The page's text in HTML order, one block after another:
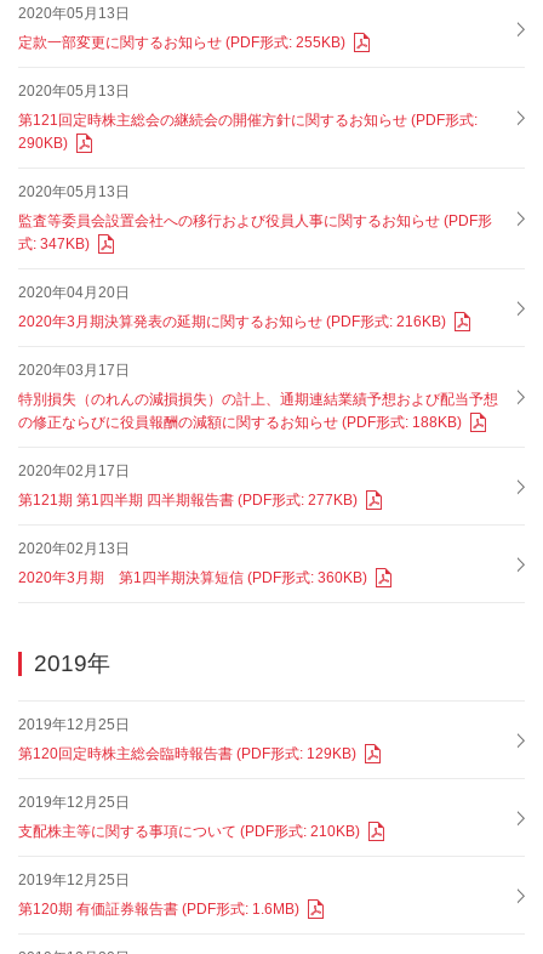
2020年05月13日
定款一部変更に関するお知らせ (PDF形式: 255KB)
2020年05月13日
第121回定時株主総会の継続会の開催方針に関するお知らせ (PDF形式:
290KB)
2020年05月13日
監査等委員会設置会社への移行および役員人事に関するお知らせ (PDF形
式: 347KB)
2020年04月20日
2020年3月期決算発表の延期に関するお知らせ (PDF形式: 216KB)
2020年03月17日
特別損失（のれんの減損損失）の計上、通期連結業績予想および配当予想
の修正ならびに役員報酬の減額に関するお知らせ (PDF形式: 188KB)
2020年02月17日
第121期 第1四半期 四半期報告書 (PDF形式: 277KB)
2020年02月13日
2020年3月期 第1四半期決算短信 (PDF形式: 360KB)
2019年
2019年12月25日
第120回定時株主総会臨時報告書 (PDF形式: 129KB)
2019年12月25日
支配株主等に関する事項について (PDF形式: 210KB)
2019年12月25日
第120期 有価証券報告書 (PDF形式: 1.6MB)